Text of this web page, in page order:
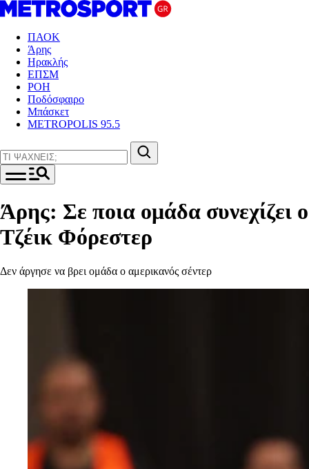
ΠΑΟΚ
Άρης
Ηρακλής
ΕΠΣΜ
ΡΟΗ
Ποδόσφαιρο
Μπάσκετ
METROPOLIS 95.5
Άρης: Σε ποια ομάδα συνεχίζει ο
Τζέικ Φόρεστερ
Δεν άργησε να βρει ομάδα ο αμερικανός σέντερ